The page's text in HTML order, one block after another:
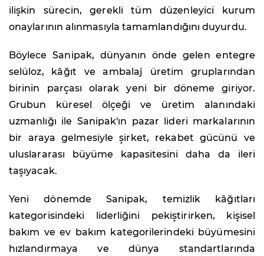
ilişkin sürecin, gerekli tüm düzenleyici kurum
onaylarının alınmasıyla tamamlandığını duyurdu.
Böylece Sanipak, dünyanın önde gelen entegre
selüloz, kâğıt ve ambalaj üretim gruplarından
birinin parçası olarak yeni bir döneme giriyor.
Grubun küresel ölçeği ve üretim alanındaki
uzmanlığı ile Sanipak'ın pazar lideri markalarının
bir araya gelmesiyle şirket, rekabet gücünü ve
uluslararası büyüme kapasitesini daha da ileri
taşıyacak.
Yeni dönemde Sanipak, temizlik kâğıtları
kategorisindeki liderliğini pekiştirirken, kişisel
bakım ve ev bakım kategorilerindeki büyümesini
hızlandırmaya ve dünya standartlarında